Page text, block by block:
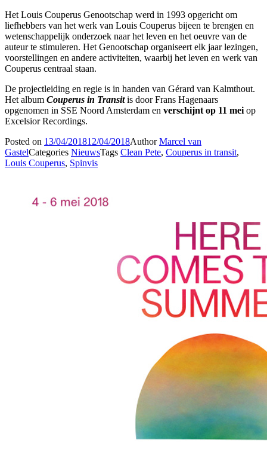
Het Louis Couperus Genootschap werd in 1993 opgericht om
liefhebbers van het werk van Louis Couperus bijeen te brengen en
wetenschappelijk onderzoek naar het leven en het oeuvre van de
auteur te stimuleren. Het Genootschap organiseert elk jaar lezingen,
voorstellingen en andere activiteiten, waarbij het leven en werk van
Couperus centraal staan.
De projectleiding en regie is in handen van Gérard van Kalmthout.
Het album Couperus in Transitis door Frans Hagenaars
opgenomen in SSE Noord Amsterdam en verschijnt op 11 mei op
Excelsior Recordings.
Posted on 13/04/201812/04/2018AuthorMarcel van
GastelCategories NieuwsTags Clean Pete, Couperus in transit,
Louis Couperus, Spinvis